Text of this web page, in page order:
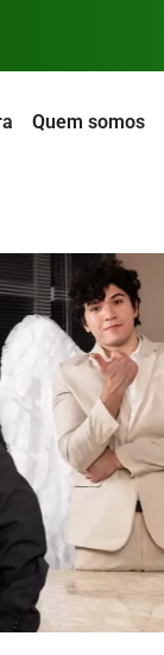
Quem somos